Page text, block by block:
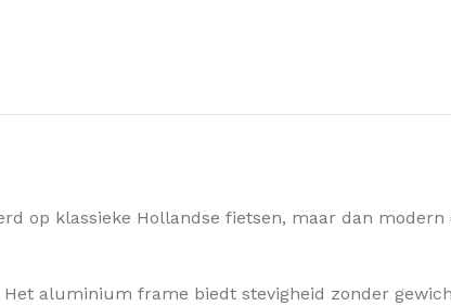
op klassieke Hollandse fietsen, maar dan
aluminium frame biedt stevigheid zonder